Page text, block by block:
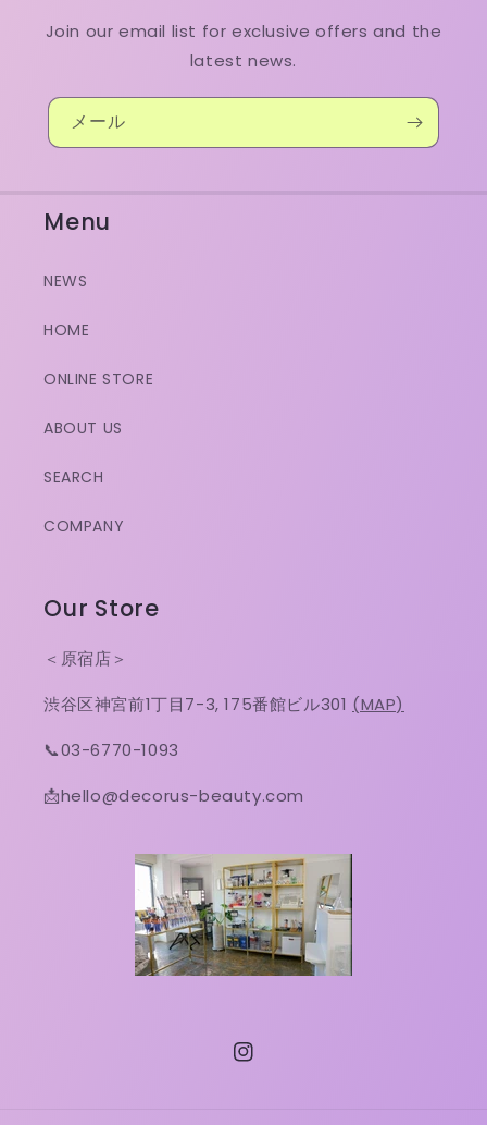
Join our email list for exclusive offers and the
latest news.
メール
Menu
NEWS
HOME
ONLINE STORE
ABOUT US
SEARCH
COMPANY
Our Store
＜原宿店＞
渋谷区神宮前1丁目7-3, 175番館ビル301 (MAP)
📞03-6770-1093
📩hello@decorus-beauty.com
Instagram